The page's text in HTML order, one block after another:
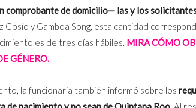
comprobante de domicilio— las y los
Cosío y Gamboa Song, esta cantidad
es de tres días hábiles. MIRA CÓMO
GÉNERO.
la funcionaria también informó sobre los